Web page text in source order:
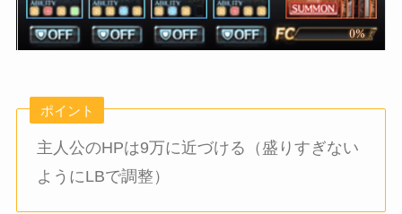
ポイント
主人公のHPは9万に近づける（盛りすぎない
ようにLBで調整）